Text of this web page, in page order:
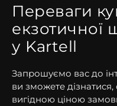
Переваги
екзотичної
у Kartell
Запрошуємо вас до
ви зможете дізнатися,
вигідною ціною